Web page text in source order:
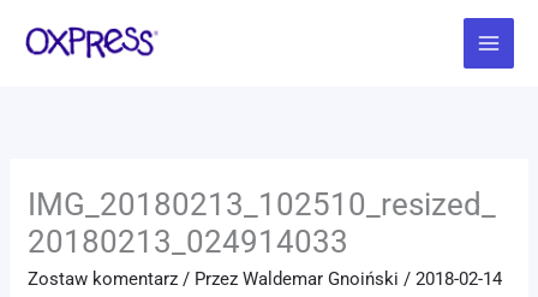
Main
Menu
IMG_20180213_102510_resized_
20180213_024914033
Zostaw komentarz / PrzezWaldemar Gnoiński/2018-02-14